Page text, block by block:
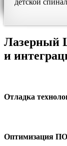
Лазерный
и
Отладка
Оптимизация ПО